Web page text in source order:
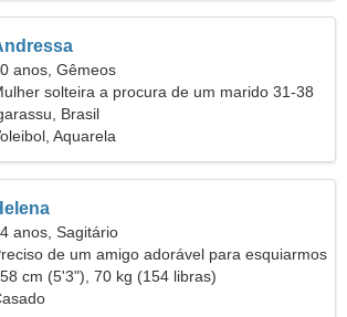
anos, Gêmeos
solteira a procura de um marido 31-38
Brasil
Aquarela
anos, Sagitário
de um amigo adorável para esquiarmos
cm (5'3"), 70 kg (154 libras)